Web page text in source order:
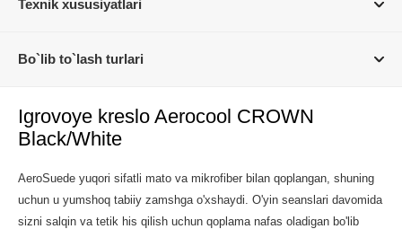
Texnik xususiyatlari
Bo`lib to`lash turlari
Igrovoye kreslo Aerocool CROWN
Black/White
AeroSuede yuqori sifatli mato va mikrofiber bilan qoplangan, shuning
uchun u yumshoq tabiiy zamshga o'xshaydi. O'yin seanslari davomida
sizni salqin va tetik his qilish uchun qoplama nafas oladigan bo'lib